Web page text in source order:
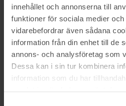
innehållet och annonserna till
funktioner för sociala medier
vidarebefordrar även sådana
information från din enhet till de
annons- och analysföretag som
Dessa kan i sin tur kombinera
information som du har
Tack så mkt för hjälpen!
Sök efter en fråga
Se alla frågor Boka tid med jurist
Boka tid med jurist